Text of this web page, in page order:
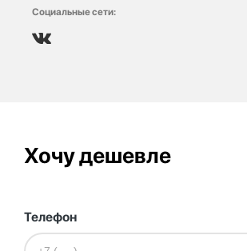
Социальные сети:
Хочу дешевле
Телефон